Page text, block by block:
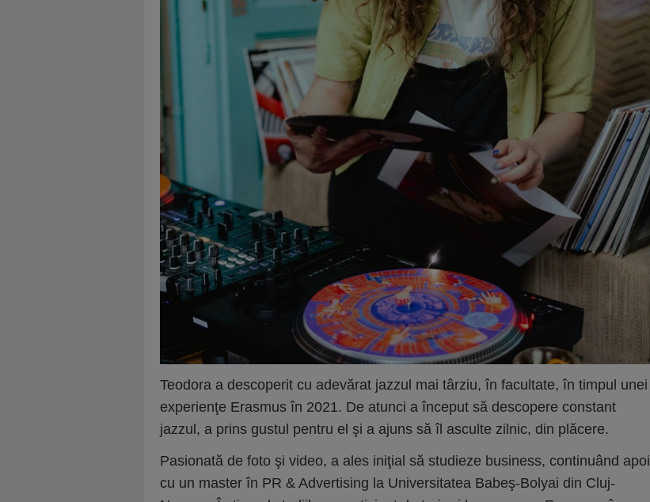
Teodora a descoperit cu adevărat jazzul mai târziu, în facultate, în timpul unei
experienţe Erasmus în 2021. De atunci a început să descopere constant
jazzul, a prins gustul pentru el şi a ajuns să îl asculte zilnic, din plăcere.
Pasionată de foto şi video, a ales iniţial să studieze business, continuând apoi
cu un master în PR & Advertising la Universitatea Babeş-Bolyai din Cluj-